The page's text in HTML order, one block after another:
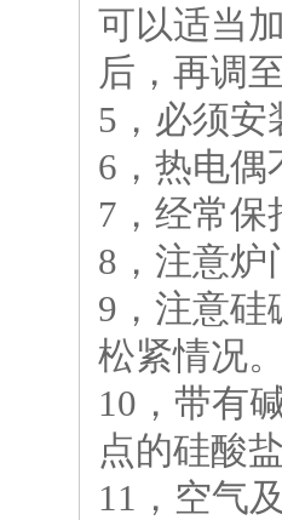
可以适当
后，再调
5，必须
6，热电偶
7，经常
8，注意
9，注意硅
松紧情况
10，带有
点的硅酸
11，空气